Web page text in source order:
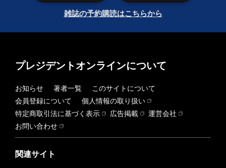
雑誌の予約購読はこちらから
プレジデントオンラインについて
お知らせ 著者一覧
このサイトについて
会員登録について
個人情報の取り扱い
特定商取引法に基づく表示
広告掲載
運営会社
お問い合わせ
関連サイト